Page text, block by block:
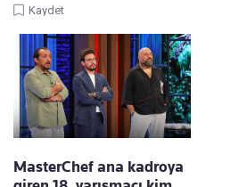
Kaydet
MasterChef ana kadroya